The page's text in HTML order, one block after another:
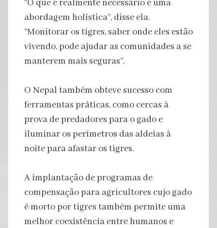
“O que é realmente necessário é uma
abordagem holística”, disse ela.
“Monitorar os tigres, saber onde eles estão
vivendo, pode ajudar as comunidades a se
manterem mais seguras”.
O Nepal também obteve sucesso com
ferramentas práticas, como cercas à
prova de predadores para o gado e
iluminar os perímetros das aldeias à
noite para afastar os tigres.
A implantação de programas de
compensação para agricultores cujo gado
é morto por tigres também permite uma
melhor coexistência entre humanos e